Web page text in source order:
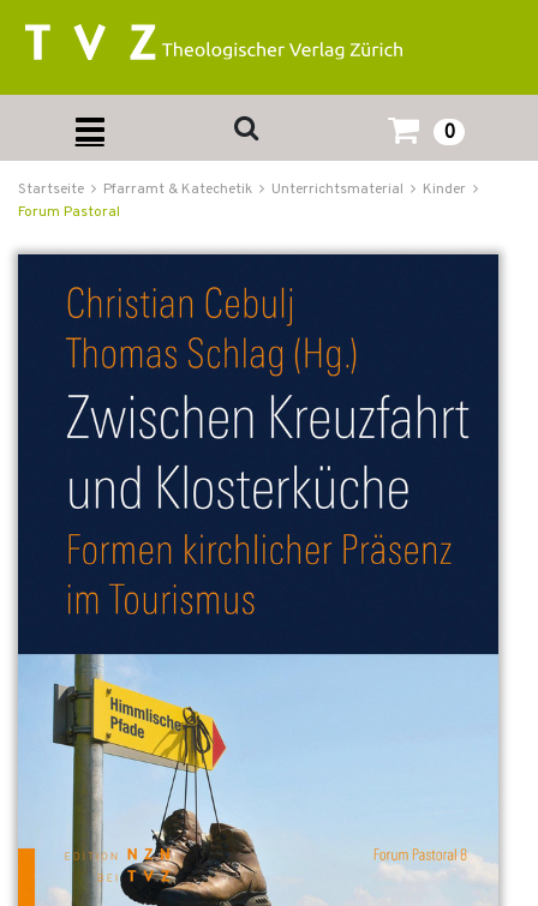
0
Startseite Pfarramt & Katechetik Unterrichtsmaterial
Kinder
Forum Pastoral